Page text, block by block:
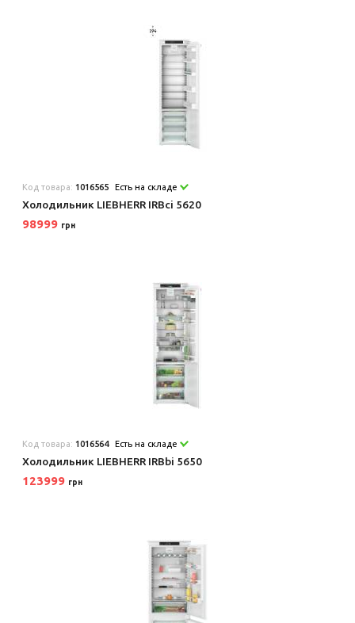
Код товара: 1016565 Есть на складе
Холодильник LIEBHERR IRBci 5620
98999 грн
Код товара: 1016564 Есть на складе
Холодильник LIEBHERR IRBbi 5650
123999 грн